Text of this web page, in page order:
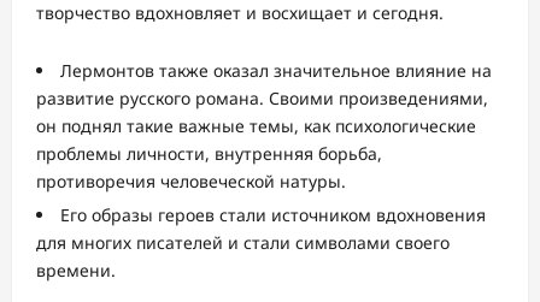
творчество вдохновляет и восхищает и сегодня.
Лермонтов также оказал значительное влияние на
развитие русского романа. Своими произведениями,
он поднял такие важные темы, как психологические
проблемы личности, внутренняя борьба,
противоречия человеческой натуры.
Его образы героев стали источником вдохновения
для многих писателей и стали символами своего
времени.